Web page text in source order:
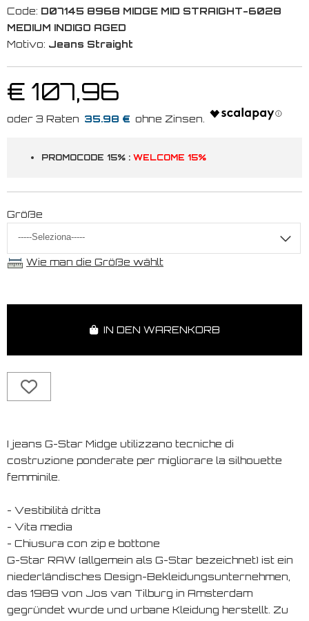
Code: D07145 8968 MIDGE MID STRAIGHT-6028
MEDIUM INDIGO AGED
Motivo: Jeans Straight
€ 107,96
35.98 €
PROMOCODE 15% : WELCOME 15%
Größe
Wie man die Größe wählt
IN DEN WARENKORB
I jeans G-Star Midge utilizzano tecniche di
costruzione ponderate per migliorare la silhouette
femminile.
- Vestibilità dritta
- Vita media
- Chiusura con zip e bottone
G-Star RAW (allgemein als G-Star bezeichnet) ist ein
niederländisches Design-Bekleidungsunternehmen,
das 1989 von Jos van Tilburg in Amsterdam
gegründet wurde und urbane Kleidung herstellt. Zu